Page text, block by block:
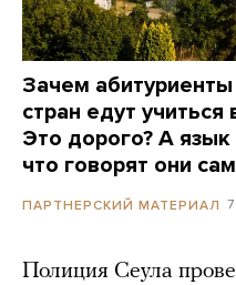
Зачем абитуриенты
стран едут
Это дорого? А
что говорят они
ПАРТНЕРСКИЙ МАТЕРИАЛ
Полиция Сеула